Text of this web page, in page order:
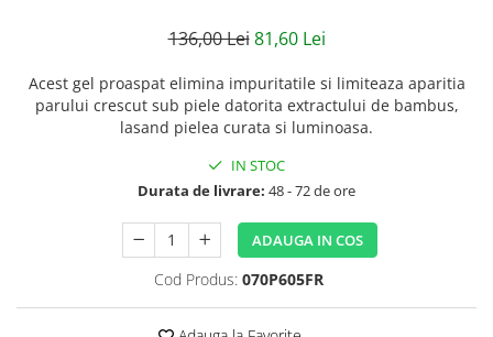
136,00 Lei 81,60 Lei
Acest gel proaspat elimina impuritatile si limiteaza aparitia
parului crescut sub piele datorita extractului de bambus,
lasand pielea curata si luminoasa.
IN STOC
Durata de livrare: 48 - 72 de ore
ADAUGA IN COS
Cod Produs: 070P605FR